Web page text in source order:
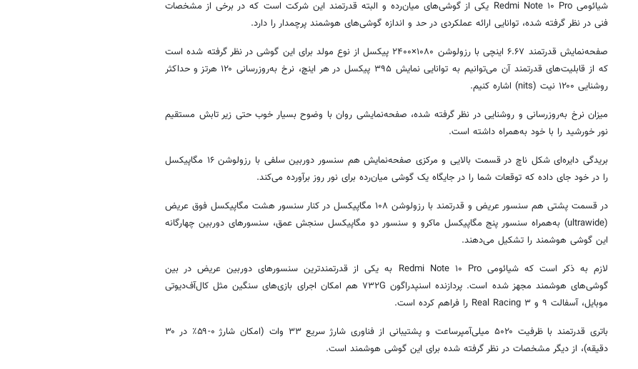
شیائومی
Redmi Note ۱۰ Pro یکی از گوشی‌های میان‌رده و البته قدرتمند این شرکت است که در برخی از مشخصات
فنی در نظر گرفته شده، توانایی ارائه عملکردی در حد و اندازه گوشی‌های هوشمند پرچمدار را دارد.
صفحه‌نمایش قدرتمند ۶.۶۷ اینچی با رزولوشن ۱۰۸۰×۲۴۰۰ پیکسل از نوع مولد برای این گوشی در نظر گرفته شده است
که از قابلیت‌های قدرتمند آن می‌توانیم به توانایی نمایش ۳۹۵ پیکسل در هر اینچ، نرخ به‌روزرسانی ۱۲۰ هرتز و حداکثر
روشنایی ۱۲۰۰ نیت (nits) اشاره کنیم.
میزان نرخ به‌روزرسانی و روشنایی در نظر گرفته شده، صفحه‌نمایشی روان با وضوح بسیار خوب حتی زیر تابش مستقیم
نور خورشید را با خود به‌همراه داشته است.
بریدگی دایره‌ای شکل ناچ
در قسمت بالایی و مرکزی صفحه‌نمایش هم سنسور دوربین سلفی با رزولوشن ۱۶ مگاپیکسل
را در خود جای داده که توقعات شما را در جایگاه یک گوشی میان‌رده برای نور روز برآورده می‌کند.
در قسمت پشتی هم سنسور عریض و قدرتمند با رزولوشن ۱۰۸ مگاپیکسل در کنار سنسور هشت مگاپیکسل فوق عریض
(ultrawide) به‌همراه سنسور پنج مگاپیکسل ماکرو و سنسور دو مگاپیکسل سنجش عمق، سنسورهای دوربین چهارگانه
این گوشی هوشمند را تشکیل می‌دهند.
لازم به ذکر است کهشیائومی
Redmi Note ۱۰ Pro به یکی از قدرتمندترین سنسورهای دوربین عریض در بین
گوشی‌های هوشمند مجهز شده است. پردازنده اسنپدراگون۷۳۲G هم امکان اجرای بازی‌های سنگین مثل
کال‌آف‌دیوتی
موبایل، آسفالت ۹ و Real Racing ۳ را فراهم کرده است.
باتری قدرتمند با ظرفیت
میلی‌آمپرساعت و پشتیبانی از فناوری شارژ سریع ۳۳ وات (امکان شارژ ۰-۵۹٪ در ۳۰
دقیقه)، از دیگر مشخصات در نظر گرفته شده برای این گوشی هوشمند است.